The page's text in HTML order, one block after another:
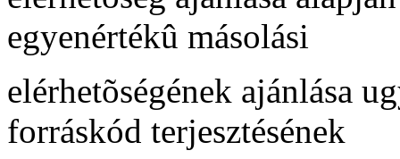
egyenértékû másolási
elérhetõségének ajánlása
forráskód terjesztésének